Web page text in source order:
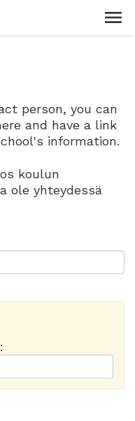
person, you can
and have a link
information.
koulun
ole yhteydessä